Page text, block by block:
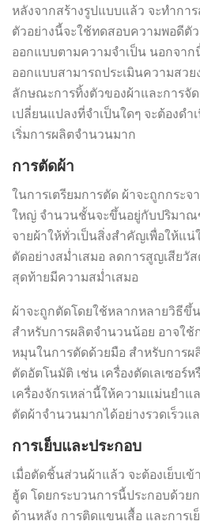
หลังจากสร้างรูปแบบแล้ว จะทำกา
ตัวอย่างนี้จะใช้ทดสอบความพอดีตั
ออกแบบตามความจำเป็น นอกจา
ออกแบบสามารถประเมินความสวย
ลักษณะการทิ้งตัวของผ้าและการจั
เปลี่ยนแปลงที่จำเป็นใดๆ จะต้องด
เริ่มการผลิตจำนวนมาก
การตัดผ้า
ในการเตรียมการตัด ผ้าจะถูกกระ
ใหญ่ จำนวนชั้นจะขึ้นอยู่กับปริมาณ
จายผ้าให้ทั่วเป็นสิ่งสำคัญเพื่อให้แ
ตัดอย่างสม่ำเสมอ ลดการสูญเสีย
สุดท้ายมีความสม่ำเสมอ
ผ้าจะถูกตัดโดยใช้หลากหลายวิธีขึ้
สำหรับการผลิตจำนวนน้อย อาจใช้
หมุนในการตัดด้วยมือ สำหรับการผ
ตัดอัตโนมัติ เช่น เครื่องตัดเลเซอร์
เครื่องจักรเหล่านี้ให้ความแม่นยำแ
ตัดผ้าจำนวนมากได้อย่างรวดเร็วแ
การเย็บและประกอบ
เมื่อตัดชิ้นส่วนผ้าแล้ว จะต้องเย็บเข้
ฮู้ด โดยกระบวนการนี้ประกอบด้วย
ด้านหลัง การติดแขนเสื้อ และการเ